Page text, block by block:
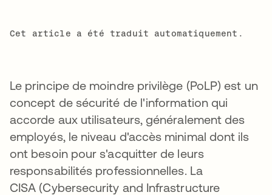
Cet article a été traduit automatiquement.
Le principe de moindre privilège (PoLP) est un
concept de sécurité de l'information qui
accorde aux utilisateurs, généralement des
employés, le niveau d'accès minimal dont ils
ont besoin pour s'acquitter de leurs
responsabilités professionnelles. La
CISA (Cybersecurity and Infrastructure